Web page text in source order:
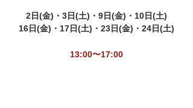
2日(金)・3日(土) ・9日(金)・10日(土)
16日(金)・17日(土)・23日(金)・24日(土)
13:00〜17:00